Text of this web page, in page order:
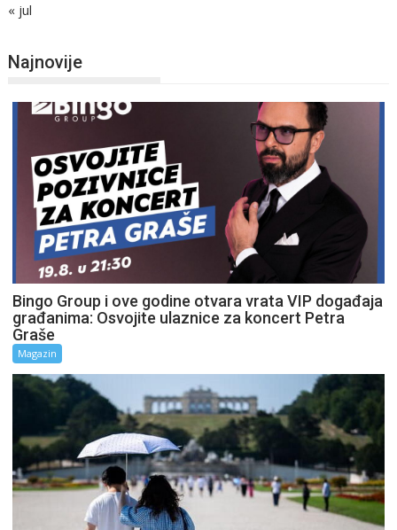
« jul
Najnovije
Bingo Group i ove godine otvara vrata VIP događaja
građanima: Osvojite ulaznice za koncert Petra
Graše
Magazin